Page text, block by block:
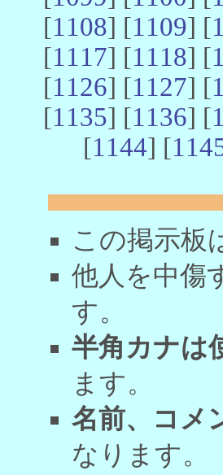
[1108] [1109] [
[1117] [1118] [
[1126] [1127] [
[1135] [1136] [
[1144] [
この掲示板
他人を中傷
す。
半角カナは
ます。
名前、コメ
なります。